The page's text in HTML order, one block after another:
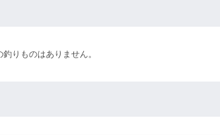
りものはありません。